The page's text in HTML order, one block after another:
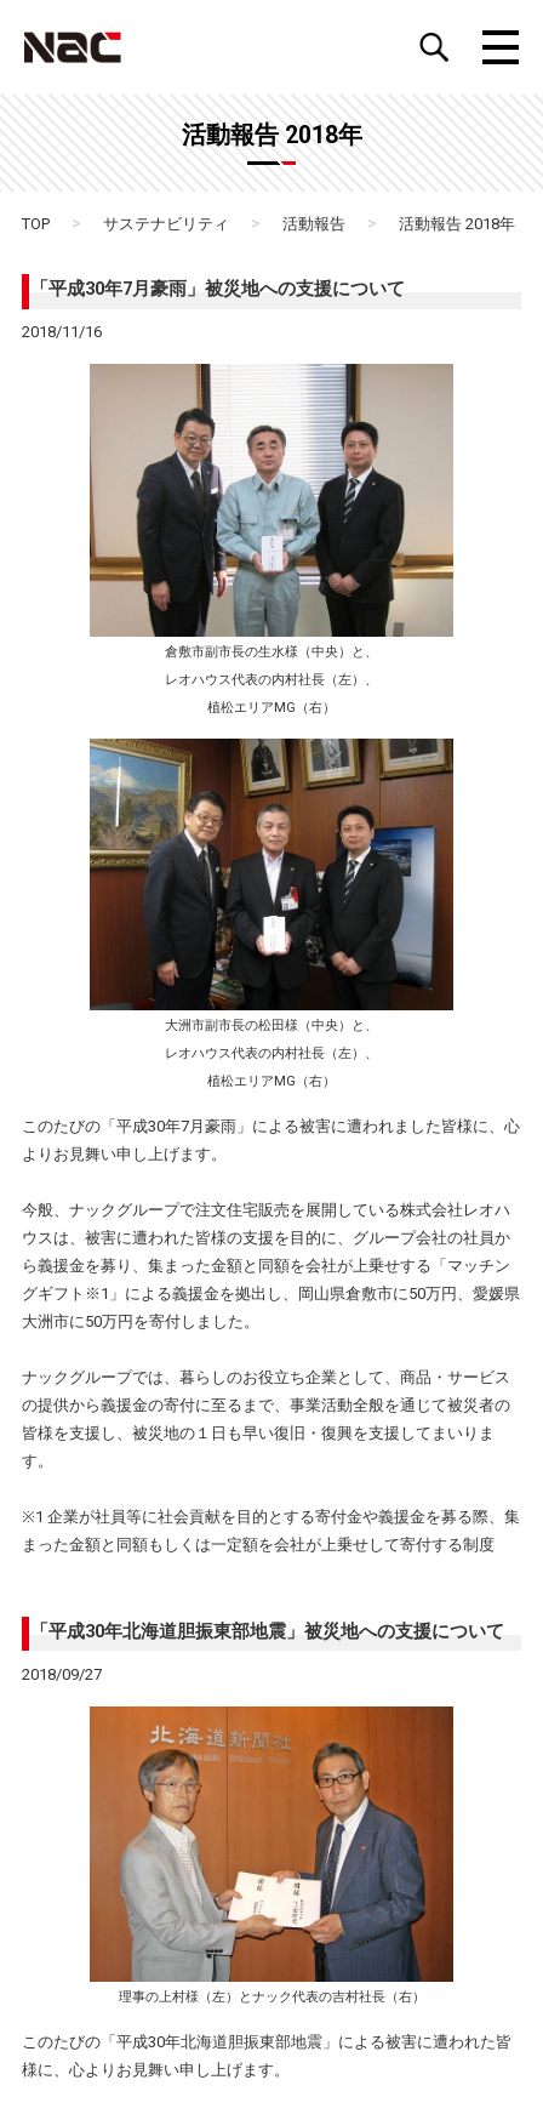
活動報告 2018年
TOP > サステナビリティ > 活動報告 > 活動報告 2018年
「平成30年7月豪雨」被災地への支援について
2018/11/16
倉敷市副市長の生水様（中央）と、
レオハウス代表の内村社長（左）、
植松エリアMG（右）
大洲市副市長の松田様（中央）と、
レオハウス代表の内村社長（左）、
植松エリアMG（右）
このたびの「平成30年7月豪雨」による被害に遭われました皆様に、心
よりお見舞い申し上げます。
今般、ナックグループで注文住宅販売を展開している株式会社レオハ
ウスは、被害に遭われた皆様の支援を目的に、グループ会社の社員か
ら義援金を募り、集まった金額と同額を会社が上乗せする「マッチン
グギフト※1」による義援金を拠出し、岡山県倉敷市に50万円、愛媛県
大洲市に50万円を寄付しました。
ナックグループでは、暮らしのお役立ち企業として、商品・サービス
の提供から義援金の寄付に至るまで、事業活動全般を通じて被災者の
皆様を支援し、被災地の１日も早い復旧・復興を支援してまいりま
す。
※1 企業が社員等に社会貢献を目的とする寄付金や義援金を募る際、集
まった金額と同額もしくは一定額を会社が上乗せして寄付する制度
「平成30年北海道胆振東部地震」被災地への支援について
2018/09/27
理事の上村様（左）とナック代表の吉村社長（右）
このたびの「平成30年北海道胆振東部地震」による被害に遭われた皆
様に、心よりお見舞い申し上げます。